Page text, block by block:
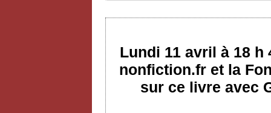
Lundi 11 avril à 18 h
nonfiction.fr et la
sur ce livre avec